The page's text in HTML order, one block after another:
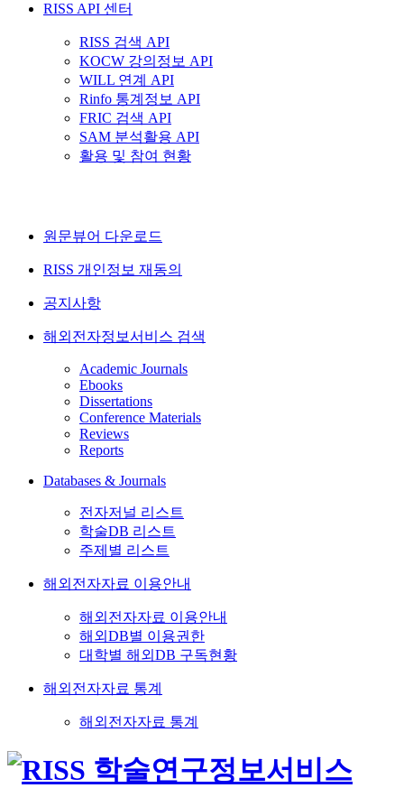
RISS API 센터
RISS 검색 API
KOCW 강의정보 API
WILL 연계 API
Rinfo 통계정보 API
FRIC 검색 API
SAM 분석활용 API
활용 및 참여 현황
원문뷰어 다운로드
RISS 개인정보 재동의
공지사항
해외전자정보서비스 검색
Academic Journals
Ebooks
Dissertations
Conference Materials
Reviews
Reports
Databases & Journals
전자저널 리스트
학술DB 리스트
주제별 리스트
해외전자자료 이용안내
해외전자자료 이용안내
해외DB별 이용권한
대학별 해외DB 구독현황
해외전자자료 통계
해외전자자료 통계